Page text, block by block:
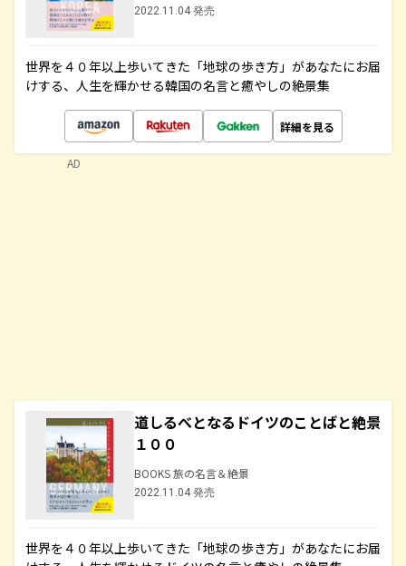
2022.11.04 発売
世界を４０年以上歩いてきた「地球の歩き方」があなたにお届
けする、人生を輝かせる韓国の名言と癒やしの絶景集
詳細を見る
道しるべとなるドイツのことばと絶景
１００
BOOKS 旅の名言＆絶景
2022.11.04 発売
世界を４０年以上歩いてきた「地球の歩き方」があなたにお届
AD